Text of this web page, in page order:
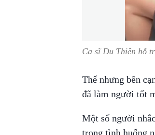
Ca sĩ Du Thiên hỗ
Thế nhưng bên
đã làm người tốt
Một số người
trong tình huống